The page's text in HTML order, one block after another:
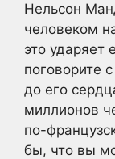
Нельсон
человеком
это ударяет
поговорите
до его
миллионов
по-
бы, что вы